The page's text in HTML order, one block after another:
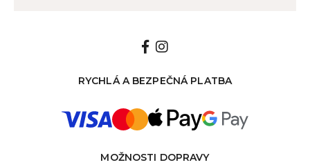
RYCHLÁ A BEZPEČNÁ PLATBA
MOŽNOSTI DOPRAVY